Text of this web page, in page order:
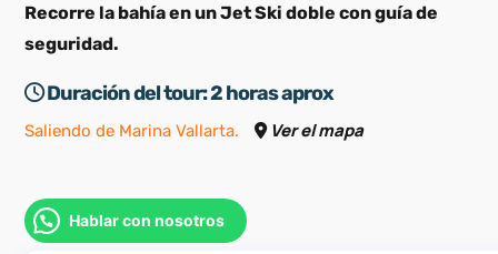
Recorre la bahía en un Jet Ski doble con guía de
seguridad.
Duración del tour:2 horas aprox
Saliendo de Marina Vallarta. Ver el mapa
Hablar con nosotros